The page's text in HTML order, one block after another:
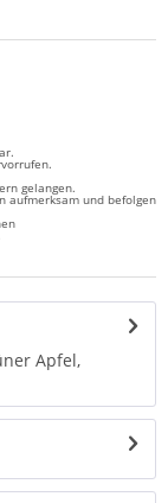
gelangen.
aufmerksam und befolgen
Apfel,